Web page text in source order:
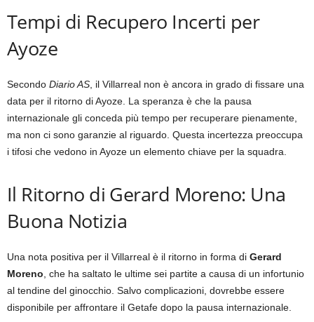
Tempi di Recupero Incerti per
Ayoze
Secondo Diario AS , il Villarreal non è ancora in grado di fissare una
data per il ritorno di Ayoze. La speranza è che la pausa
internazionale gli conceda più tempo per recuperare pienamente,
ma non ci sono garanzie al riguardo. Questa incertezza preoccupa
i tifosi che vedono in Ayoze un elemento chiave per la squadra.
Il Ritorno di Gerard Moreno: Una
Buona Notizia
Una nota positiva per il Villarreal è il ritorno in forma di Gerard
Moreno , che ha saltato le ultime sei partite a causa di un infortunio
al tendine del ginocchio. Salvo complicazioni, dovrebbe essere
disponibile per affrontare il Getafe dopo la pausa internazionale.